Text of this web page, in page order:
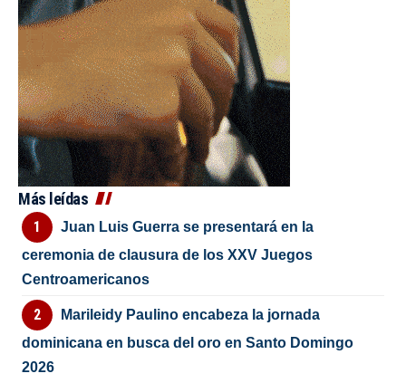
Más leídas
Juan Luis Guerra se presentará en la
ceremonia de clausura de los XXV Juegos
Centroamericanos
Marileidy Paulino encabeza la jornada
dominicana en busca del oro en Santo Domingo
2026